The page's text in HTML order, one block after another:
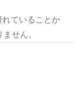
ていることか
せん。